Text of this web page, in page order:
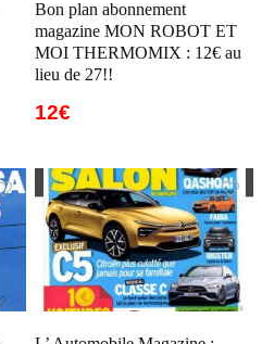
Bon plan abonnement
magazine MON ROBOT ET
MOI THERMOMIX : 12€ au
lieu de 27!!
12€